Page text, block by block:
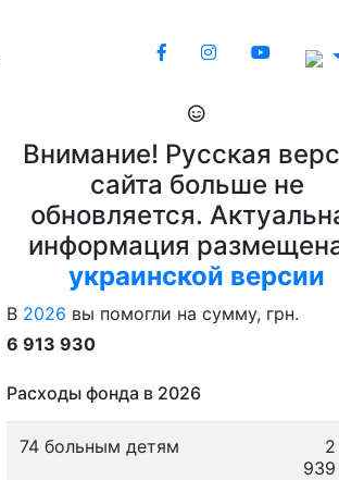
Внимание! Русская
сайта больше не
обновляется.
информация
украинской версии
В 2026 вы помогли на сумму, грн.
6 913 930
Расходы фонда в 2026
74 больным детям
939